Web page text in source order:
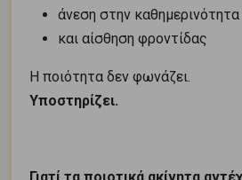
άνεση στην καθημερινότητα
και αίσθηση φροντίδας
Η ποιότητα δεν φωνάζει.
Υποστηρίζει.